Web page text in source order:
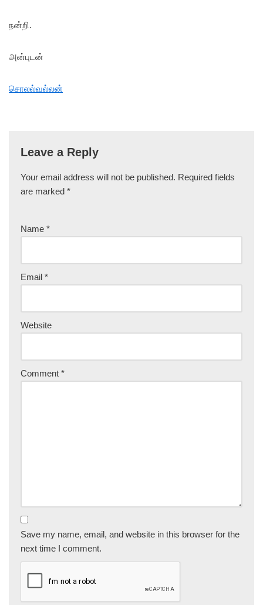
நன்றி.
அன்புடன்
சொலல்வல்லன்
Leave a Reply
Your email address will not be published. Required fields
are marked *
Name *
Email *
Website
Comment *
Save my name, email, and website in this browser for the
next time I comment.